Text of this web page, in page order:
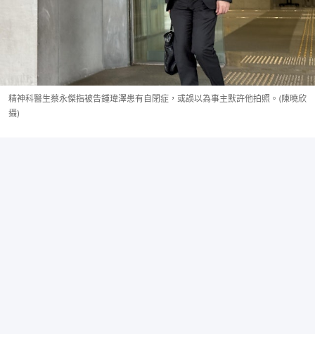
精神科醫生蔡永傑指被告鍾瑋澤患有自閉症，或誤以為事主默許他拍照。(陳曉欣
攝)